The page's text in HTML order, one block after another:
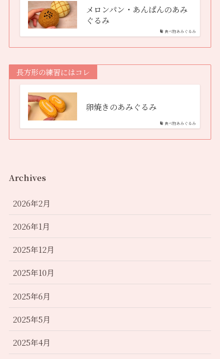
食べ物あみぐるみ
メロンパン・あんぱんのあみ
ぐるみ
長方形の練習にはコレ
食べ物あみぐるみ
卵焼きのあみぐるみ
Archives
2026年2月
2026年1月
2025年12月
2025年10月
2025年6月
2025年5月
2025年4月